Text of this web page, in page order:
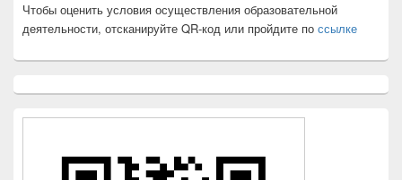
Чтобы оценить условия осуществления образовательной
деятельности, отсканируйте QR-код или пройдите по ссылке